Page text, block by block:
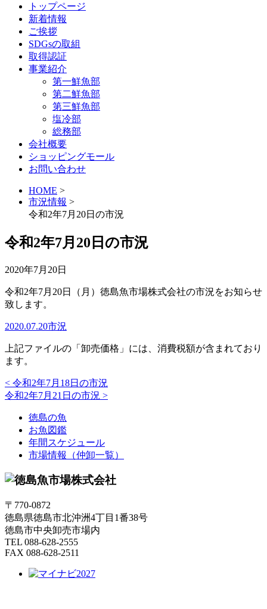
トップページ
新着情報
ご挨拶
SDGsの取組
取得認証
事業紹介
第一鮮魚部
第二鮮魚部
第三鮮魚部
塩冷部
総務部
会社概要
ショッピングモール
お問い合わせ
HOME >
市況情報 >
令和2年7月20日の市況
令和2年7月20日の市況
2020年7月20日
令和2年7月20日（月）徳島魚市場株式会社の市況をお知らせ
致します。
2020.07.20市況
上記ファイルの「卸売価格」には、消費税額が含まれており
ます。
< 令和2年7月18日の市況
令和2年7月21日の市況 >
徳島の魚
お魚図鑑
年間スケジュール
市場情報（仲卸一覧）
〒770-0872
徳島県徳島市北沖洲4丁目1番38号
徳島市中央卸売市場内
TEL 088-628-2555
FAX 088-628-2511